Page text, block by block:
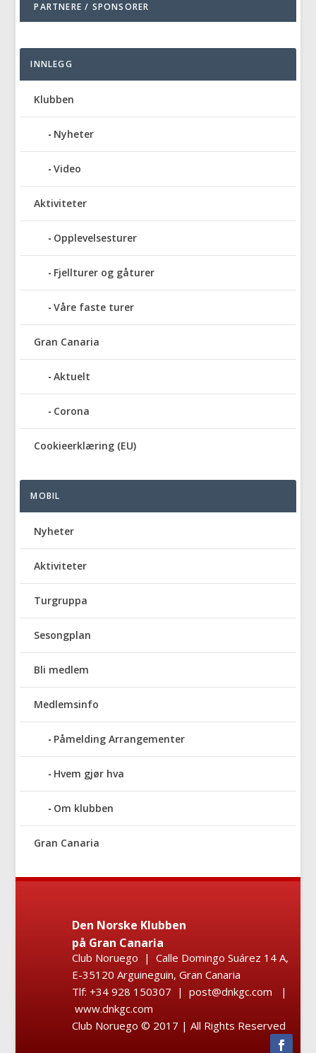
PARTNERE / SPONSORER
INNLEGG
Klubben
Nyheter
Video
Aktiviteter
Opplevelsesturer
Fjellturer og gåturer
Våre faste turer
Gran Canaria
Aktuelt
Corona
Cookieerklæring (EU)
MOBIL
Nyheter
Aktiviteter
Turgruppa
Sesongplan
Bli medlem
Medlemsinfo
Påmelding Arrangementer
Hvem gjør hva
Om klubben
Gran Canaria
Den Norske Klubben
på Gran Canaria
Club Noruego | Calle Domingo Suárez 14 A,
E-35120 Arguineguin, Gran Canaria
Tlf: +34 928 150307 | post@dnkgc.com |
www.dnkgc.com
Club Noruego © 2017 | All Rights Reserved